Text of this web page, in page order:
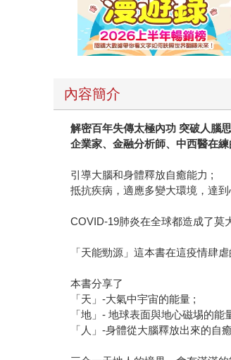
內容簡介
解密百年失傳太極內功 突破人腦
企業家、金融分析師、中西醫在
引導大腦和身體釋放自癒能力 ;
抵抗疾病，適應多變大環境，達到
COVID-19肺炎在全球都造成了莫
「天能勁源」這本書在這疫情肆
本書分享了
「天」-大氣中宇宙的能量 ;
「地」- 地球表面與地心磁埸的能
「人」-身體從大腦釋放出來的自